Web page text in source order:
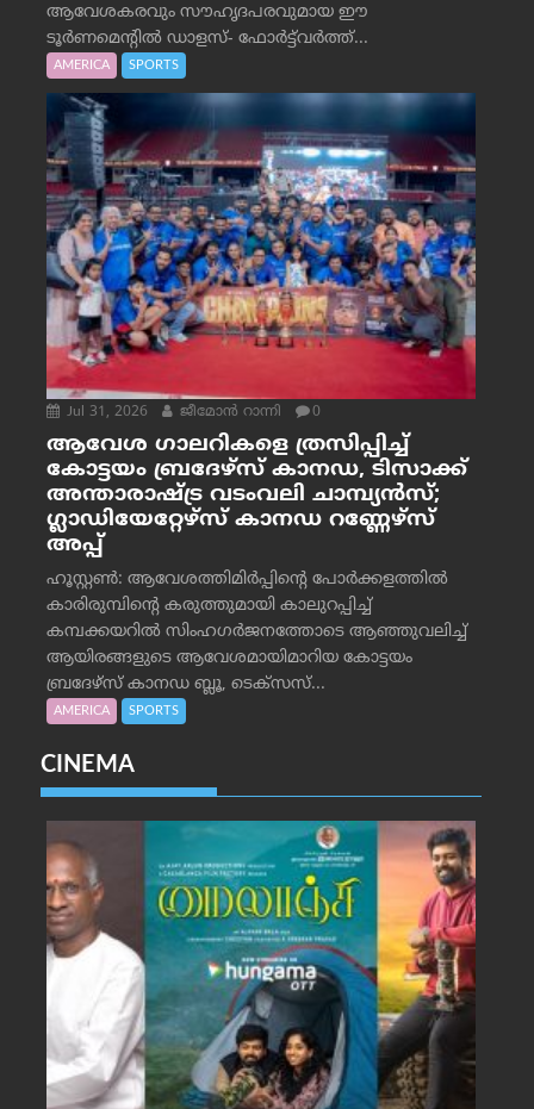
ആവേശകരവും സൗഹൃദപരവുമായ ഈ
ടൂർണമെന്റിൽ ഡാളസ്- ഫോർട്ട്‌വര്‍ത്ത്...
AMERICA SPORTS
Jul 31, 2026 ജീമോന്‍ റാന്നി 0
ആവേശ ഗാലറികളെ ത്രസിപ്പിച്ച്
കോട്ടയം ബ്രദേഴ്‌സ് കാനഡ, ടിസാക്ക്
അന്താരാഷ്ട്ര വടംവലി ചാമ്പ്യന്‍സ്;
ഗ്ലാഡിയേറ്റേഴ്‌സ് കാനഡ റണ്ണേഴ്‌സ്
അപ്പ്
ഹൂസ്റ്റണ്‍: ആവേശത്തിമിര്‍പ്പിന്റെ പോര്‍ക്കളത്തില്‍
കാരിരുമ്പിന്റെ കരുത്തുമായി കാലുറപ്പിച്ച്
കമ്പക്കയറില്‍ സിംഹഗര്‍ജനത്തോടെ ആഞ്ഞുവലിച്ച്
ആയിരങ്ങളുടെ ആവേശമായിമാറിയ കോട്ടയം
ബ്രദേഴ്‌സ് കാനഡ ബ്ലൂ, ടെക്‌സസ്...
AMERICA SPORTS
CINEMA